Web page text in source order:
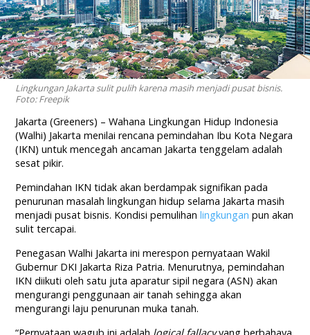
Lingkungan Jakarta sulit pulih karena masih menjadi pusat bisnis.
Foto: Freepik
Jakarta (Greeners) – Wahana Lingkungan Hidup Indonesia
(Walhi) Jakarta menilai rencana pemindahan Ibu Kota Negara
(IKN) untuk mencegah ancaman Jakarta tenggelam adalah
sesat pikir.
Pemindahan IKN tidak akan berdampak signifikan pada
penurunan masalah lingkungan hidup selama Jakarta masih
menjadi pusat bisnis. Kondisi pemulihanlingkungan pun akan
sulit tercapai.
Penegasan Walhi Jakarta ini merespon pernyataan Wakil
Gubernur DKI Jakarta Riza Patria. Menurutnya, pemindahan
IKN diikuti oleh satu juta aparatur sipil negara (ASN) akan
mengurangi penggunaan air tanah sehingga akan
mengurangi laju penurunan muka tanah.